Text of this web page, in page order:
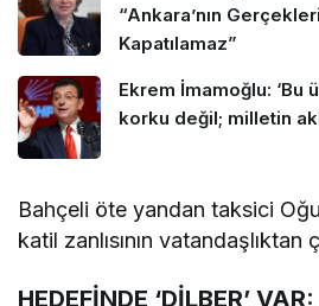
“Ankara’nın
Kapatılamaz”
Ekrem İmamoğlu: ‘Bu
korku değil; milletin
Bahçeli öte yandan taksici
katil zanlısının vatandaşlıktan
HEDEFİNDE ‘DİLBER’